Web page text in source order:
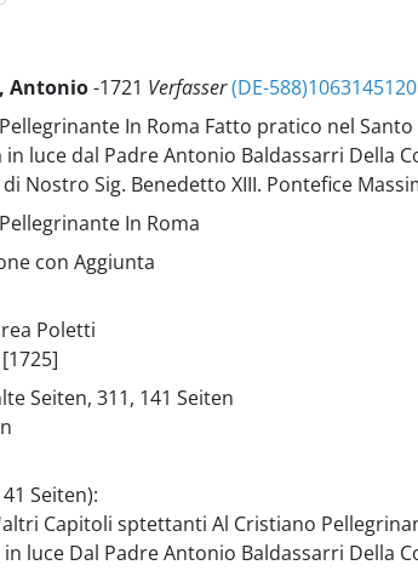
Antonio-1721 Verfasser(DE-588)1063145120
In Roma Fatto pratico nel
in luce dal Padre Antonio Baldassarri Della
Nostro Sig. Benedetto XIII. Pontefice
In Roma
con Aggiunta
Poletti
[1725]
Seiten, 311, 141 Seiten
Seiten):
Capitoli sptettanti Al Cristiano
luce Dal Padre Antonio Baldassarri Della